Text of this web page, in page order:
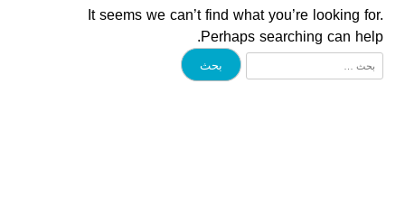
It seems we can’t find what you’re looking for.
Perhaps searching can help.
البحث
عن: